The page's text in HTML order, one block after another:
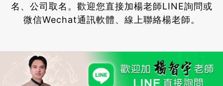
名、公司取名。 歡迎您直接加楊老師LINE詢問或
微信Wechat通訊軟體、線上聯絡楊老師。